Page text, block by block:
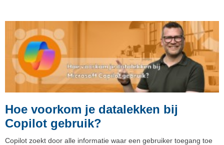
Hoe voorkom je datalekken bij
Copilot gebruik?
Copilot zoekt door alle informatie waar een gebruiker toegang toe